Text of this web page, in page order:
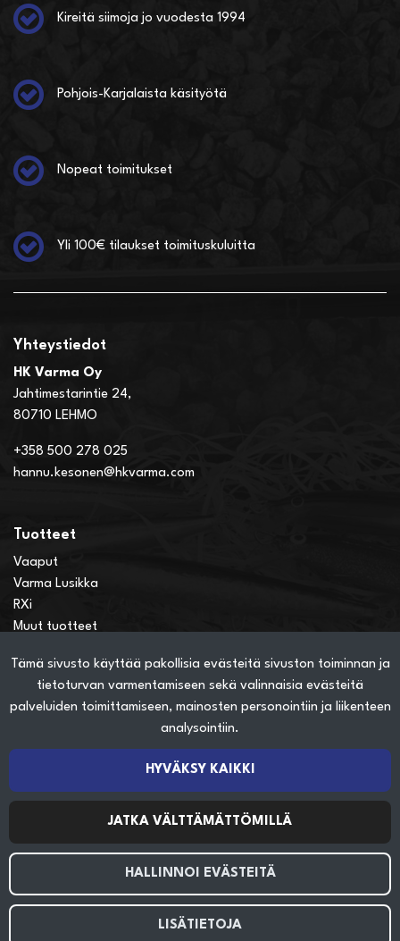
Tämä sivusto käyttää pakollisia evästeitä sivuston toiminnan ja
tietoturvan varmentamiseen sekä valinnaisia evästeitä
palveluiden toimittamiseen, mainosten personointiin ja liikenteen
analysointiin.
HYVÄKSY KAIKKI
JATKA VÄLTTÄMÄTTÖMILLÄ
HALLINNOI EVÄSTEITÄ
LISÄTIETOJA
Kireitä siimoja jo vuodesta 1994
Pohjois-Karjalaista käsityötä
Nopeat toimitukset
Yli 100€ tilaukset toimituskuluitta
Yhteystiedot
HK Varma Oy
Jahtimestarintie 24,
80710 LEHMO
+358 500 278 025
hannu.kesonen@hkvarma.com
Tuotteet
Vaaput
Varma Lusikka
RXi
Muut tuotteet
Verkkokauppainfo
Näin teet ostoksia verkkokaupassa
Tietosuojaseloste
Seuraa sosiaalisessa mediassa